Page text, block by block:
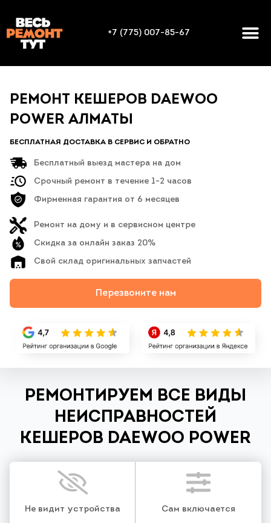
+7 (775) 007-85-67
РЕМОНТ КЕШЕРОВ DAEWOO
POWER АЛМАТЫ
БЕСПЛАТНАЯ ДОСТАВКА В СЕРВИС И ОБРАТНО
Бесплатный выезд мастера на дом
Срочный ремонт в течение 1-2 часов
Фирменная гарантия от 6 месяцев
Ремонт на дому и в сервисном центре
Скидка за онлайн заказ 20%
Свой склад оригинальных запчастей
Перезвоните нам
РЕМОНТИРУЕМ ВСЕ ВИДЫ
НЕИСПРАВНОСТЕЙ
КЕШЕРОВ DAEWOO POWER
Не видит устройства Сам включается